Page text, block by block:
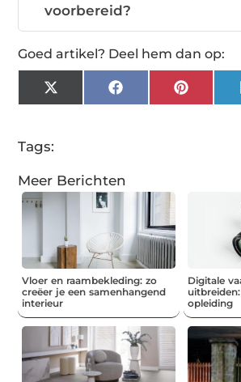
voorbereid?
Goed artikel? Deel hem dan op:
X
(Twitter)
Facebook
Tags:
Meer Berichten
Vloer en raambekleding: zo
creëer je een samenhangend
interieur
Digitale
opleiding